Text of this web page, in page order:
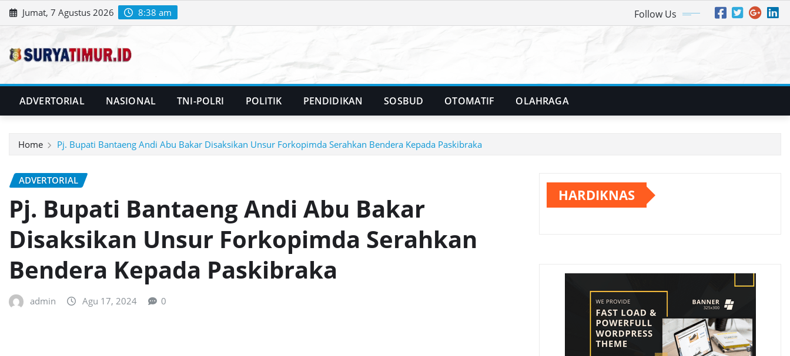
Skip
to
Jumat, 7 Agustus 2026 8:38 am Follow Us
ADVERTORIAL NASIONAL TNI-POLRI POLITIK PENDIDIKAN SOSBUD OTOMATIF OLAHRAGA
Home Pj. Bupati Bantaeng Andi Abu Bakar Disaksikan Unsur Forkopimda Serahkan Bendera Kepada Paskibraka
ADVERTORIAL
Pj. Bupati Bantaeng Andi Abu Bakar
Disaksikan Unsur Forkopimda Serahkan
Bendera Kepada Paskibraka
admin Agu 17, 2024 0
HARDIKNAS